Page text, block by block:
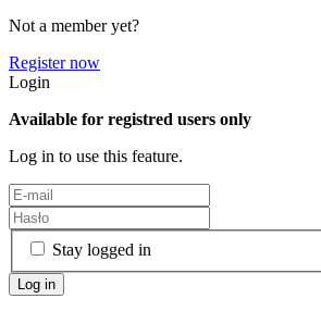
Not a member yet?
Register now
Login
Available for registred users only
Log in to use this feature.
Stay logged in